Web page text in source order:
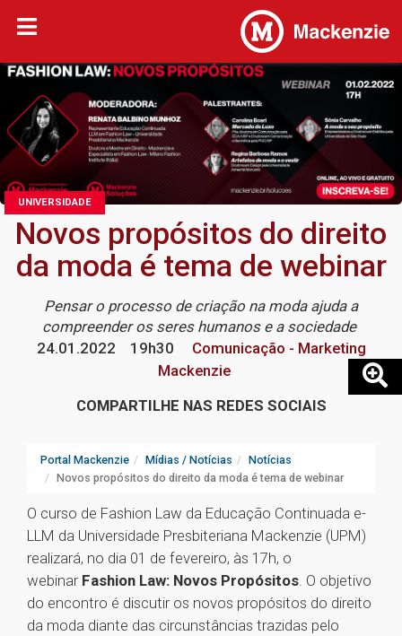
UNIVERSIDADE
Novos propósitos do direito
da moda é tema de webinar
Pensar o processo de criação na moda ajuda a
compreender os seres humanos e a sociedade
24.01.2022
19h30
Comunicação - Marketing
Mackenzie
COMPARTILHE NAS REDES SOCIAIS
Portal Mackenzie Mídias / Notícias
Notícias
Novos propósitos do direito da moda é tema de webinar
O curso de Fashion Law da Educação Continuada e-
LLM da Universidade Presbiteriana Mackenzie (UPM)
realizará, no dia 01 de fevereiro, às 17h, o
webinar Fashion Law: Novos Propósitos. O objetivo
do encontro é discutir os novos propósitos do direito
da moda diante das circunstâncias trazidas pelo